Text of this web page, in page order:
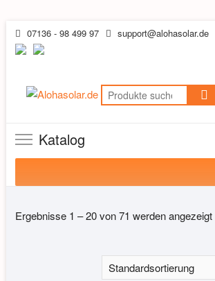
Skip 07136 - 98 499 97 support@alohasolar.de
Suchen
nach:
Katalog
Ergebnisse 1 – 20 von 71 werden angezeigt